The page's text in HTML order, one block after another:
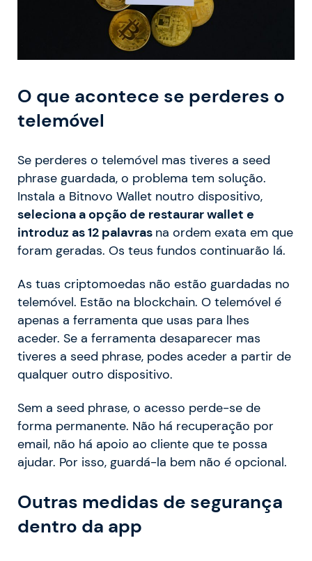
O que acontece se perderes o
telemóvel
Se perderes o telemóvel mas tiveres a seed
phrase guardada, o problema tem solução.
Instala a Bitnovo Wallet noutro dispositivo,
seleciona a opção de restaurar wallet e
introduz as 12 palavras na ordem exata em que
foram geradas. Os teus fundos continuarão lá.
As tuas criptomoedas não estão guardadas no
telemóvel. Estão na blockchain. O telemóvel é
apenas a ferramenta que usas para lhes
aceder. Se a ferramenta desaparecer mas
tiveres a seed phrase, podes aceder a partir de
qualquer outro dispositivo.
Sem a seed phrase, o acesso perde-se de
forma permanente. Não há recuperação por
email, não há apoio ao cliente que te possa
ajudar. Por isso, guardá-la bem não é opcional.
Outras medidas de segurança
dentro da app